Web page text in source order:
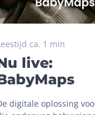
ca. 1 min
live:
digitale oplossing